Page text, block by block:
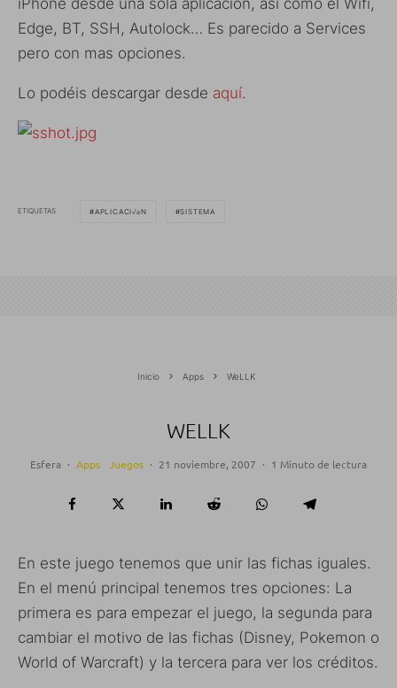
Edge, BT, SSH, Autolock… Es parecido a Services
pero con mas opciones.
Lo podéis descargar desde aquí.
ETIQUETAS APLICACI√≥N SISTEMA
Inicio Apps WeLLK
WELLK
Esfera · Apps Juegos · 21 noviembre, 2007 · 1 Minuto de lectura
En este juego tenemos que unir las fichas iguales.
En el menú principal tenemos tres opciones: La
primera es para empezar el juego, la segunda para
cambiar el motivo de las fichas (Disney, Pokemon o
World of Warcraft) y la tercera para ver los créditos.